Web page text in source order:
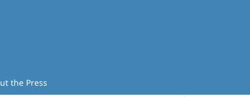
the Press